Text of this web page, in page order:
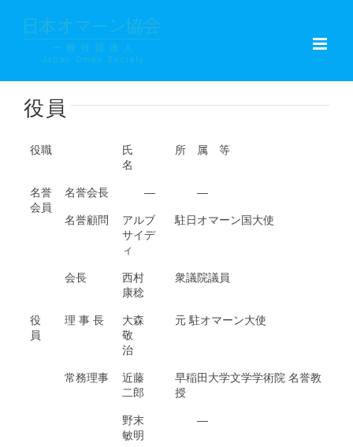
content
役員
役職
氏
名
所 属 等
名誉
会員
名誉会長 ―
―
名誉顧問
アルブ
サイデ
ィ
駐日オマーン国大使
会長
西村
康稔
衆議院議員
役
員
理 事 長
大森
敬
治
元 駐オマーン大使
常務理事
近藤
二郎
早稲田大学文学学術院 名誉教
授
野末
敏明
―